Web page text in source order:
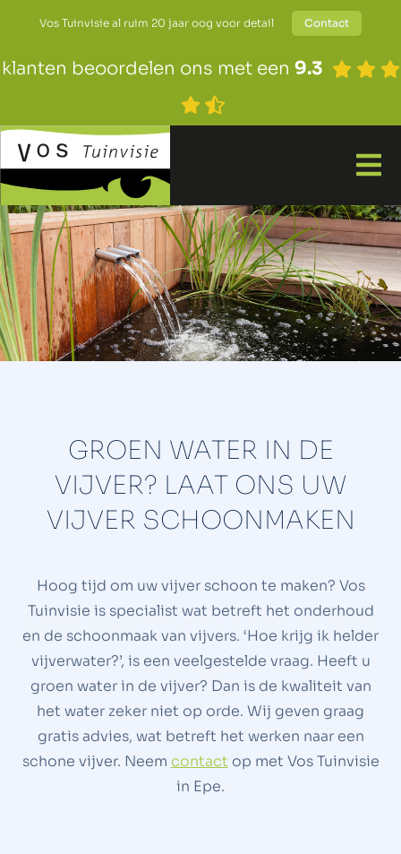
Vos Tuinvisie al ruim 20 jaar oog voor detail Contact
klanten beoordelen ons met een 9.3
GROEN WATER IN DE
VIJVER? LAAT ONS UW
VIJVER SCHOONMAKEN
Hoog tijd om uw vijver schoon te maken? Vos
Tuinvisie is specialist wat betreft het onderhoud
en de schoonmaak van vijvers. ‘Hoe krijg ik helder
vijverwater?’, is een veelgestelde vraag. Heeft u
groen water in de vijver? Dan is de kwaliteit van
het water zeker niet op orde. Wij geven graag
gratis advies, wat betreft het werken naar een
schone vijver. Neem contact op met Vos Tuinvisie
in Epe.